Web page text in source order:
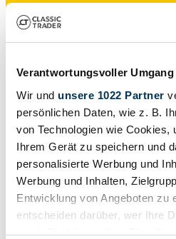
Verantwortungsvoller
Wir und unsere 1022 Partner
persönlichen Daten, wie z. B.
von Technologien wie Cookies,
Ihrem Gerät zu speichern und
personalisierte Werbung und
Werbung und Inhalten,
Entwicklung von Angeboten zu
entscheiden darüber, wer Ihre
nutzt. Sie können Ihre
Commerçant